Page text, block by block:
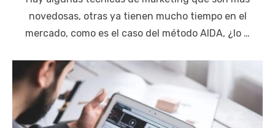
novedosas, otras ya tienen mucho tiempo en el
mercado, como es el caso del método AIDA, ¿lo …